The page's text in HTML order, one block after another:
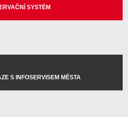
SYSTÉM
S INFOSERVISEM MĚSTA